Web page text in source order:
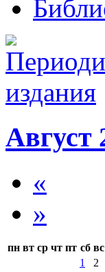
Август
«
»
пн вт ср чт пт сб вс
1
2